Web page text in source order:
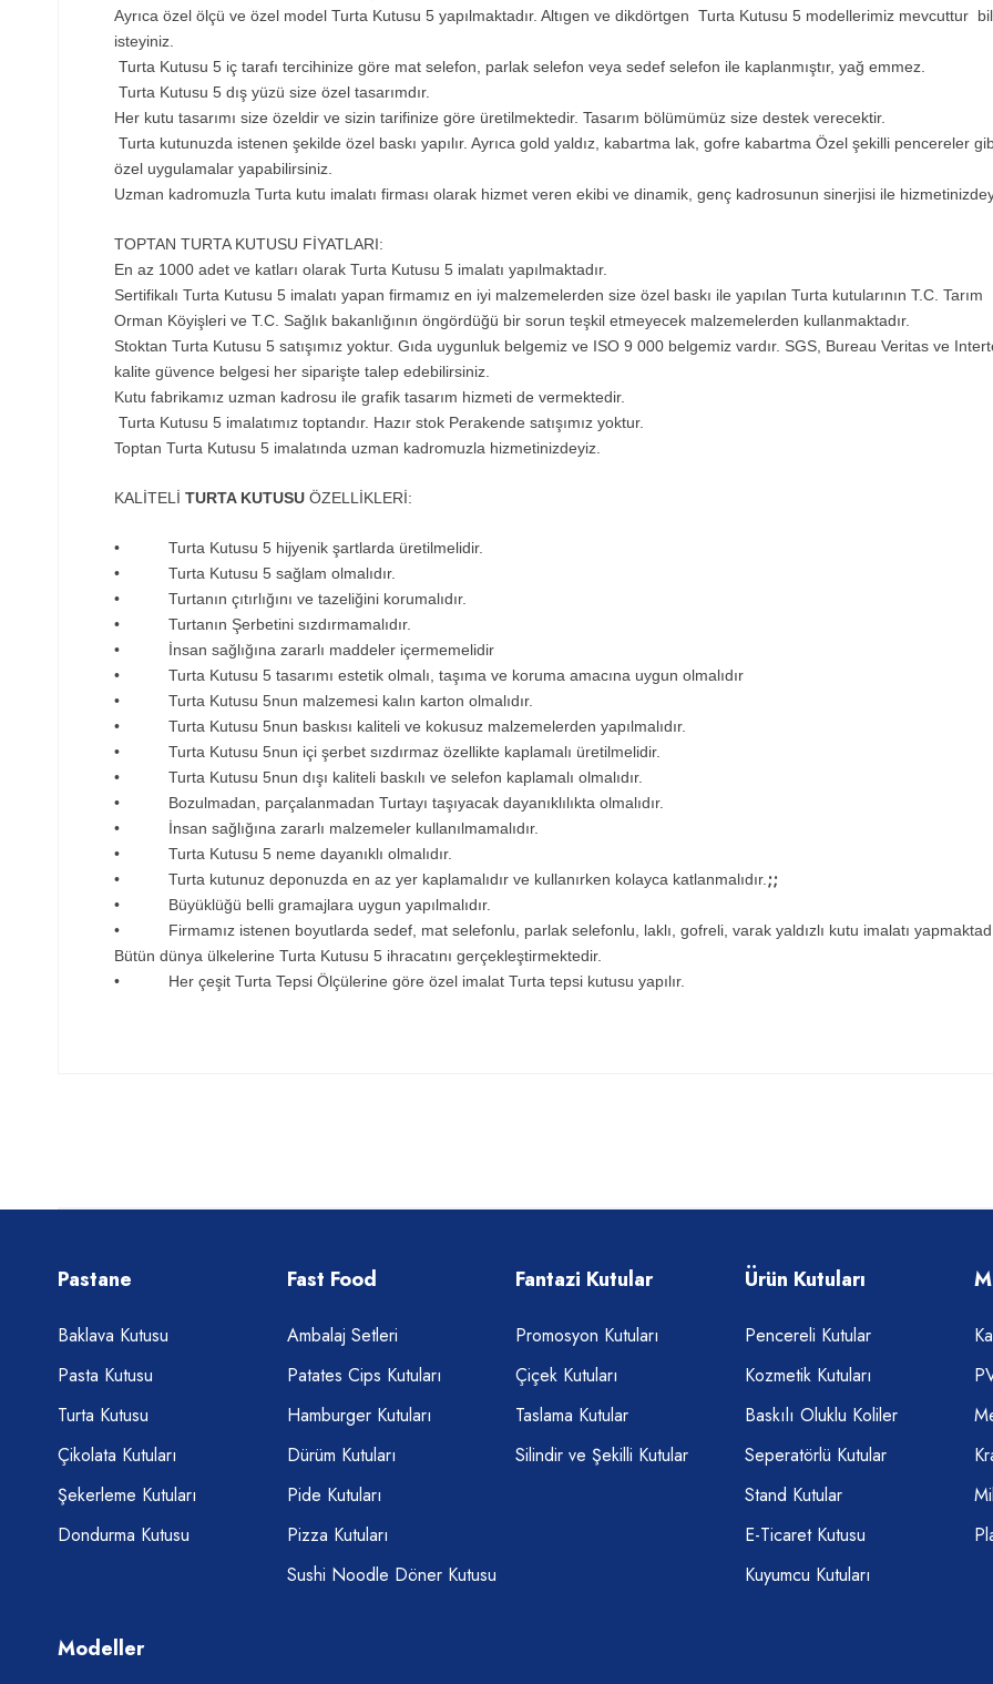
Ayrıca özel ölçü ve özel model Turta Kutusu 5 yapılmaktadır. Altıgen ve dikdörtgen Turta Kutusu 5 modellerimiz mevcuttur
isteyiniz.
Turta Kutusu 5 iç tarafı tercihinize göre mat selefon, parlak selefon veya sedef selefon ile kaplanmıştır, yağ emmez.
Turta Kutusu 5 dış yüzü size özel tasarımdır.
Her kutu tasarımı size özeldir ve sizin tarifinize göre üretilmektedir. Tasarım bölümümüz size destek verecektir.
Turta kutunuzda istenen şekilde özel baskı yapılır. Ayrıca gold yaldız, kabartma lak, gofre kabartma Özel şekilli pencereler
özel uygulamalar yapabilirsiniz.
Uzman kadromuzla Turta kutu imalatı firması olarak hizmet veren ekibi ve dinamik, genç kadrosunun sinerjisi ile
TOPTAN TURTA KUTUSU FİYATLARI:
En az 1000 adet ve katları olarak Turta Kutusu 5 imalatı yapılmaktadır.
Sertifikalı Turta Kutusu 5 imalatı yapan firmamız en iyi malzemelerden size özel baskı ile yapılan Turta kutularının T.C. Tarım
Orman Köyişleri ve T.C. Sağlık bakanlığının öngördüğü bir sorun teşkil etmeyecek malzemelerden kullanmaktadır.
Stoktan Turta Kutusu 5 satışımız yoktur. Gıda uygunluk belgemiz ve ISO 9 000 belgemiz vardır. SGS, Bureau Veritas ve
kalite güvence belgesi her siparişte talep edebilirsiniz.
Kutu fabrikamız uzman kadrosu ile grafik tasarım hizmeti de vermektedir.
Turta Kutusu 5 imalatımız toptandır. Hazır stok Perakende satışımız yoktur.
Toptan Turta Kutusu 5 imalatında uzman kadromuzla hizmetinizdeyiz.
KALİTELİ TURTA KUTUSU ÖZELLİKLERİ:
• Turta Kutusu 5 hijyenik şartlarda üretilmelidir.
• Turta Kutusu 5 sağlam olmalıdır.
• Turtanın çıtırlığını ve tazeliğini korumalıdır.
• Turtanın Şerbetini sızdırmamalıdır.
• İnsan sağlığına zararlı maddeler içermemelidir
• Turta Kutusu 5 tasarımı estetik olmalı, taşıma ve koruma amacına uygun olmalıdır
• Turta Kutusu 5nun malzemesi kalın karton olmalıdır.
• Turta Kutusu 5nun baskısı kaliteli ve kokusuz malzemelerden yapılmalıdır.
• Turta Kutusu 5nun içi şerbet sızdırmaz özellikte kaplamalı üretilmelidir.
• Turta Kutusu 5nun dışı kaliteli baskılı ve selefon kaplamalı olmalıdır.
• Bozulmadan, parçalanmadan Turtayı taşıyacak dayanıklılıkta olmalıdır.
• İnsan sağlığına zararlı malzemeler kullanılmamalıdır.
• Turta Kutusu 5 neme dayanıklı olmalıdır.
• Turta kutunuz deponuzda en az yer kaplamalıdır ve kullanırken kolayca katlanmalıdır. ;;
• Büyüklüğü belli gramajlara uygun yapılmalıdır.
• Firmamız istenen boyutlarda sedef, mat selefonlu, parlak selefonlu, laklı, gofreli, varak yaldızlı kutu imalatı
Bütün dünya ülkelerine Turta Kutusu 5 ihracatını gerçekleştirmektedir.
• Her çeşit Turta Tepsi Ölçülerine göre özel imalat Turta tepsi kutusu yapılır.
Pastane
Baklava Kutusu
Pasta Kutusu
Turta Kutusu
Çikolata Kutuları
Şekerleme Kutuları
Dondurma Kutusu
Fast Food
Ambalaj Setleri
Patates Cips Kutuları
Hamburger Kutuları
Dürüm Kutuları
Pide Kutuları
Pizza Kutuları
Sushi Noodle Döner Kutusu
Fantazi Kutular
Promosyon Kutuları
Çiçek Kutuları
Taslama Kutular
Silindir ve Şekilli Kutular
Ürün Kutuları
Pencereli Kutular
Kozmetik Kutuları
Baskılı Oluklu Koliler
Seperatörlü Kutular
Stand Kutular
E-Ticaret Kutusu
Kuyumcu Kutuları
Modeller